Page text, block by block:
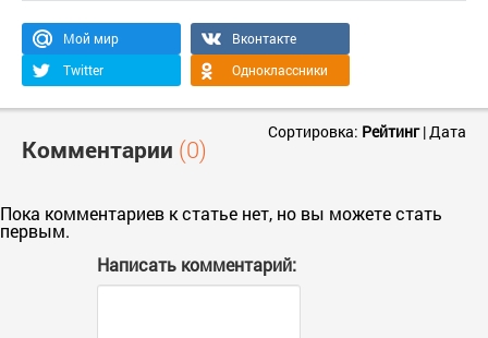
Мой мир
Вконтакте
Twitter
Одноклассники
Комментарии (0)
Сортировка: Рейтинг|Дата
Пока комментариев к статье нет, но вы можете стать
первым.
Написать комментарий: